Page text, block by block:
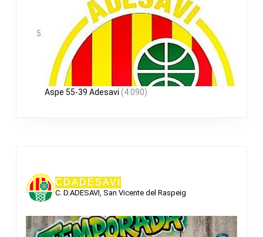
Aspe 55-39 Adesavi (4.090)
CDADESAVI
C. D.ADESAVI, San Vicente del Raspeig